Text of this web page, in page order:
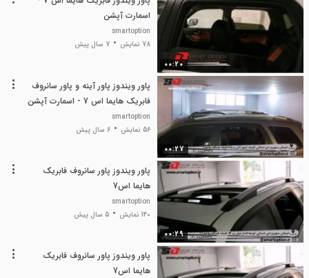
00:20
اسمارت آپشن
smartoption
78 نمایش
7 سال پیش
00:27
پاور ویندوز پاور آینه و پاور سانروف
فابریک هایما اس 7 - اسمارت آپشن
smartoption
56 نمایش
6 سال پیش
00:29
پاور ویندوز پاور سانروف فابریک
هایما اس7
smartoption
140 نمایش
5 سال پیش
پاور ویندوز پاور سانروف فابریک
هایما اس7